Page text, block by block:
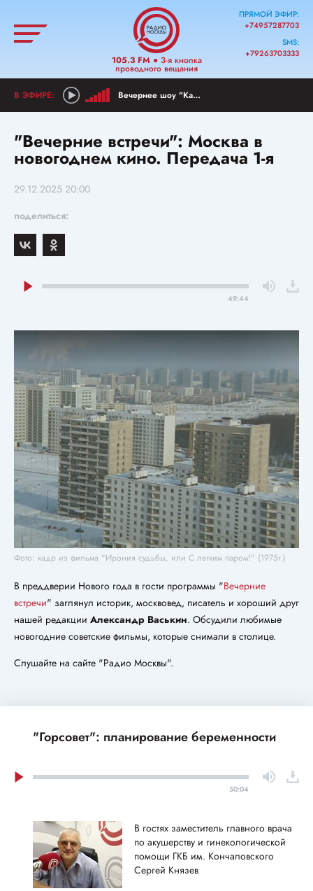
105.3 FM● 3-я кнопка
проводного вещания
ПРЯМОЙ ЭФИР:
+74957287703
SMS:
+79263703333
Вечернее шоу "Как прошел ваш день?"
"Вечерние встречи": Москва в
новогоднем кино. Передача 1-я
29.12.2025 20:00
поделиться:
49:44
Фото: кадр из фильма "Ирония судьбы, или С легким паром!" (1975г.)
В преддверии Нового года в гости программы "Вечерние
встречи" заглянул историк, москвовед, писатель и хороший друг
нашей редакции Александр Васькин. Обсудили любимые
новогодние советские фильмы, которые снимали в столице.
Слушайте на сайте "Радио Москвы".
"Горсовет": планирование беременности
50:04
В гостях заместитель главного врача
по акушерству и гинекологической
помощи ГКБ им. Кончаловского
Сергей Князев